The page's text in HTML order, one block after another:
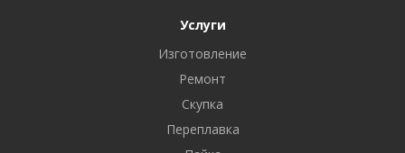
Услуги
Изготовление
Ремонт
Скупка
Переплавка